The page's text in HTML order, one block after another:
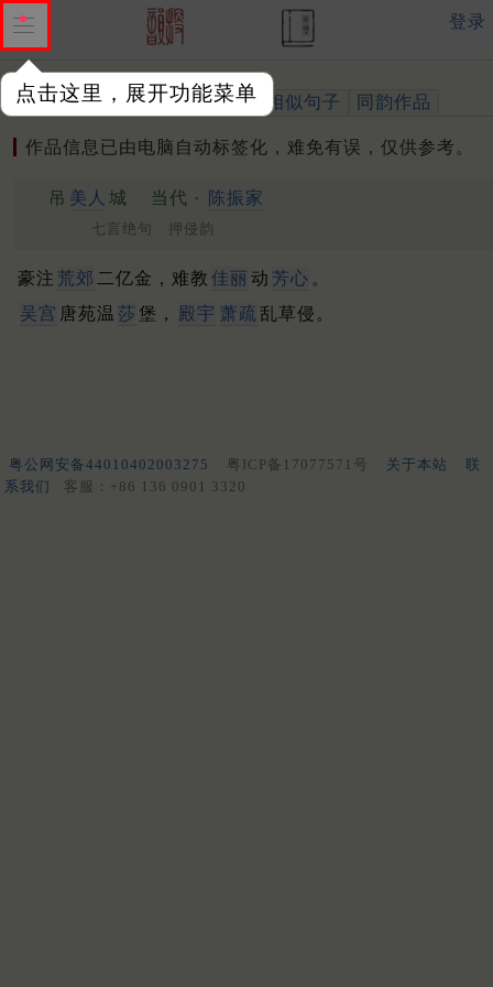
点击这里，展开功能菜单
登录
作品 标注四声 出处、引用 相似句子 同韵作品
作品信息已由电脑自动标签化，难免有误，仅供参考。
吊 美人 城 当代 · 陈振家
七言绝句 押侵韵
豪注 荒郊 二亿金，难教 佳丽 动 芳心 。
吴宫 唐苑温 莎 堡， 殿宇 萧疏 乱草侵。
粤公网安备44010402003275 粤ICP备17077571号 关于本站
联
系我们
客服：+86 136 0901 3320